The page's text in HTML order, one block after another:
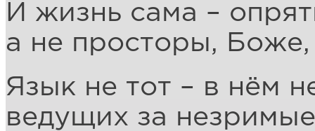
И жизнь сама –
а не просторы,
Язык не тот – в нём
ведущих за